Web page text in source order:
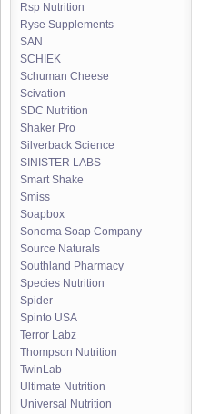
Rsp Nutrition
Ryse Supplements
SAN
SCHIEK
Schuman Cheese
Scivation
SDC Nutrition
Shaker Pro
Silverback Science
SINISTER LABS
Smart Shake
Smiss
Soapbox
Sonoma Soap Company
Source Naturals
Southland Pharmacy
Species Nutrition
Spider
Spinto USA
Terror Labz
Thompson Nutrition
TwinLab
Ultimate Nutrition
Universal Nutrition